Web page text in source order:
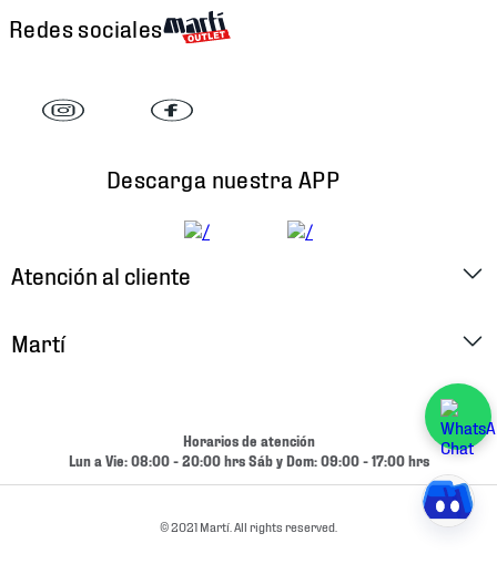
Redes sociales
Descarga nuestra APP
Atención al cliente
Cambios y Devoluciones
Martí
Términos y Condiciones
Horarios de atención
Lun a Vie: 08:00 - 20:00 hrs Sáb y Dom: 09:00 - 17:00 hrs
© 2021 Martí. All rights reserved.